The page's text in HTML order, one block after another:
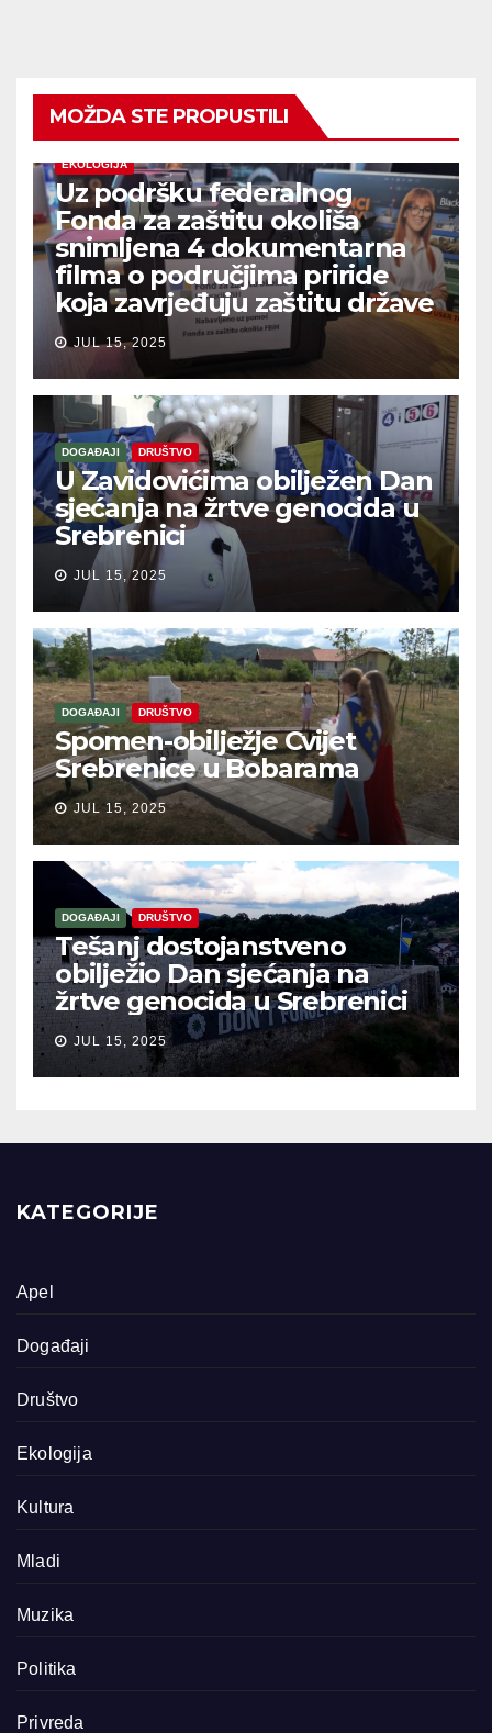
MOŽDA STE PROPUSTILI
EKOLOGIJA
Uz podršku federalnog
Fonda za zaštitu okoliša
snimljena 4 dokumentarna
filma o područjima priride
koja zavrjeđuju zaštitu države
JUL 15, 2025
DOGAĐAJI DRUŠTVO
U Zavidovićima obilježen Dan
sjećanja na žrtve genocida u
Srebrenici
JUL 15, 2025
DOGAĐAJI DRUŠTVO
Spomen-obilježje Cvijet
Srebrenice u Bobarama
JUL 15, 2025
DOGAĐAJI DRUŠTVO
Tešanj dostojanstveno
obilježio Dan sjećanja na
žrtve genocida u Srebrenici
JUL 15, 2025
KATEGORIJE
Apel
Događaji
Društvo
Ekologija
Kultura
Mladi
Muzika
Politika
Privreda